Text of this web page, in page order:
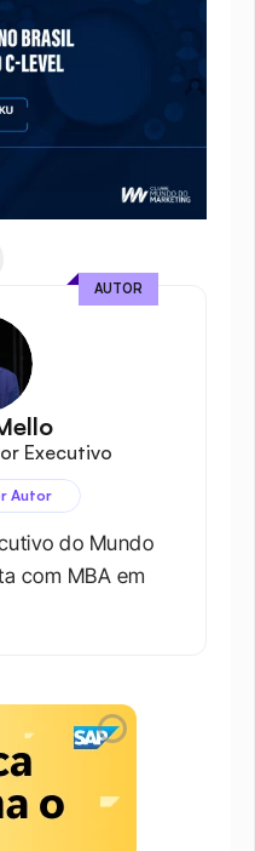
Executivo
Autor
do Mundo
com MBA em
AUTOR